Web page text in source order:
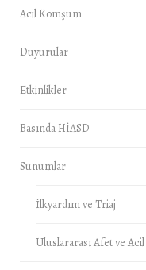
Acil Komşum
Duyurular
Etkinlikler
Basında HİASD
Sunumlar
İlkyardım ve Triaj
Uluslararası Afet ve